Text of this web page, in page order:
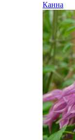
Канна